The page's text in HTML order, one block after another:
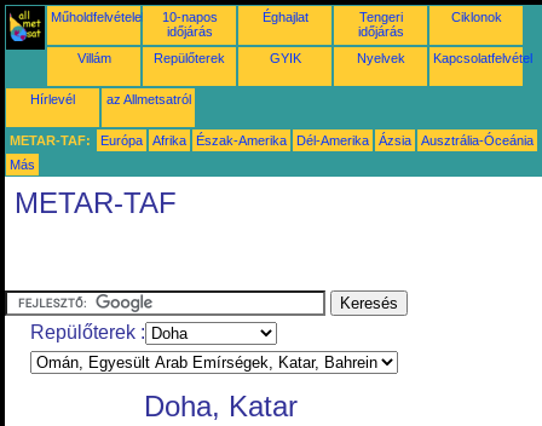
Műholdfelvételek
10-napos
időjárás
Éghajlat
Tengeri
időjárás
Ciklonok
Villám Repülőterek GYIK Nyelvek Kapcsolatfelvétel
Hírlevél az Allmetsatról
METAR-TAF: Európa Afrika Észak-Amerika Dél-Amerika Ázsia
Ausztrália-Óceánia
Más
METAR-TAF
Repülőterek :
Doha, Katar